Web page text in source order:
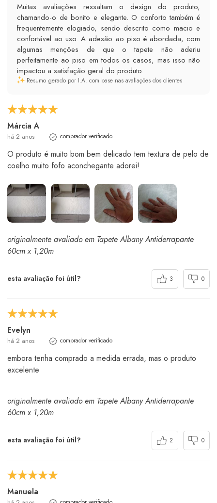
Muitas avaliações ressaltam o design do produto,
chamando-o de bonito e elegante. O conforto também é
frequentemente elogiado, sendo descrito como macio e
confortável ao uso. A adesão ao piso é abordada, com
algumas menções de que o tapete não aderiu
perfeitamente ao piso em todos os casos, mas isso não
impactou a satisfação geral do produto.
Resumo gerado por I.A. com base nas avaliações dos clientes
Márcia A
há 2 anos comprador verificado
O produto é muito bom bem delicado tem textura de pelo de
coelho muito fofo aconchegante adorei!
originalmente avaliado em Tapete Albany Antiderrapante
60cm x 1,20m
esta avaliação foi útil? 3 0
Evelyn
há 2 anos comprador verificado
embora tenha comprado a medida errada, mas o produto
excelente
originalmente avaliado em Tapete Albany Antiderrapante
60cm x 1,20m
esta avaliação foi útil? 2 0
Manuela